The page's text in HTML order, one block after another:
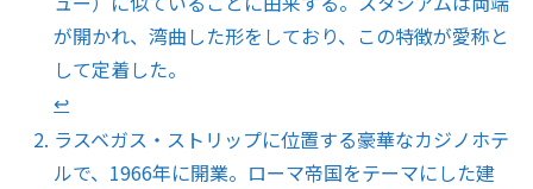
が開かれ、湾曲した形をしており、この特徴が愛称と
して定着した。
↩︎
ラスベガス・ストリップに位置する豪華なカジノホテ
ルで、1966年に開業。ローマ帝国をテーマにした建